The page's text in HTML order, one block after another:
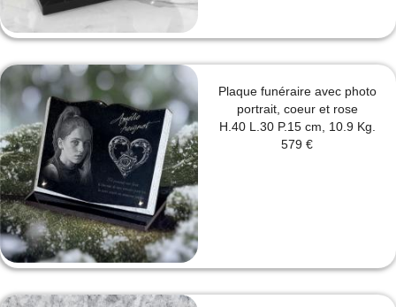
Plaque funéraire avec photo
portrait, coeur et rose
H.40 L.30 P.15 cm, 10.9 Kg.
579 €